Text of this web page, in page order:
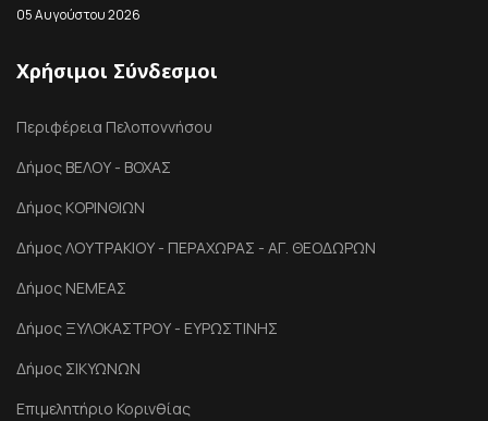
05 Αυγούστου 2026
Χρήσιμοι Σύνδεσμοι
Περιφέρεια Πελοποννήσου
Δήμος ΒΕΛΟΥ - ΒΟΧΑΣ
Δήμος ΚΟΡΙΝΘΙΩΝ
Δήμος ΛΟΥΤΡΑΚΙΟΥ - ΠΕΡΑΧΩΡΑΣ - ΑΓ. ΘΕΟΔΩΡΩΝ
Δήμος ΝΕΜΕΑΣ
Δήμος ΞΥΛΟΚΑΣΤΡΟΥ - ΕΥΡΩΣΤΙΝΗΣ
Δήμος ΣΙΚΥΩΝΩΝ
Επιμελητήριο Κορινθίας